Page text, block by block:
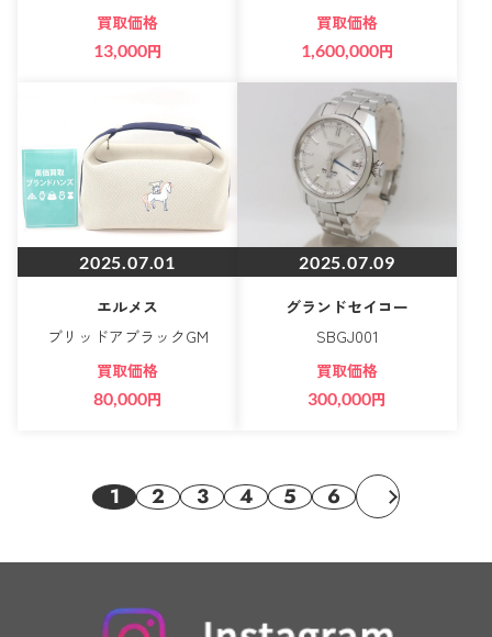
買取価格
13,000円
買取価格
1,600,000円
2025.07.01
エルメス
ブリッドアブラックGM
買取価格
80,000円
2025.07.09
グランドセイコー
SBGJ001
買取価格
300,000円
1 2 3 4 5 6